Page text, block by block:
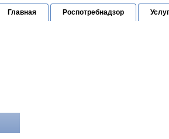
Главная Роспотребнадзор